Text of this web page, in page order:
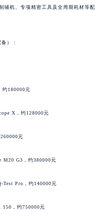
辅机、专项精密工具及全周期耗材等配
）：
约180000元
X，约128000元
元
M20 G3，约380000元
Test Pro，约140000元
150，约750000元